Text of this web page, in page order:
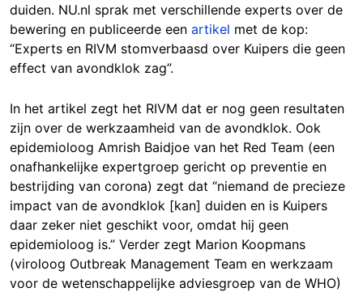
duiden. NU.nl sprak met verschillende experts over de
bewering en publiceerde een artikel met de kop:
“Experts en RIVM stomverbaasd over Kuipers die geen
effect van avondklok zag”.
In het artikel zegt het RIVM dat er nog geen resultaten
zijn over de werkzaamheid van de avondklok. Ook
epidemioloog Amrish Baidjoe van het Red Team (een
onafhankelijke expertgroep gericht op preventie en
bestrijding van corona) zegt dat “niemand de precieze
impact van de avondklok [kan] duiden en is Kuipers
daar zeker niet geschikt voor, omdat hij geen
epidemioloog is.” Verder zegt Marion Koopmans
(viroloog Outbreak Management Team en werkzaam
voor de wetenschappelijke adviesgroep van de WHO)